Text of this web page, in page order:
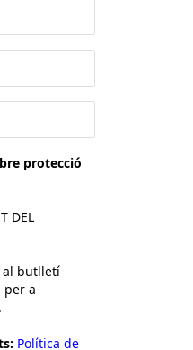
protecció
DEL
al butlletí
per a
Política de